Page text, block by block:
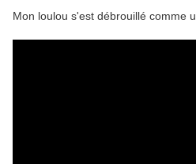
Mon loulou s'est débrouillé comme